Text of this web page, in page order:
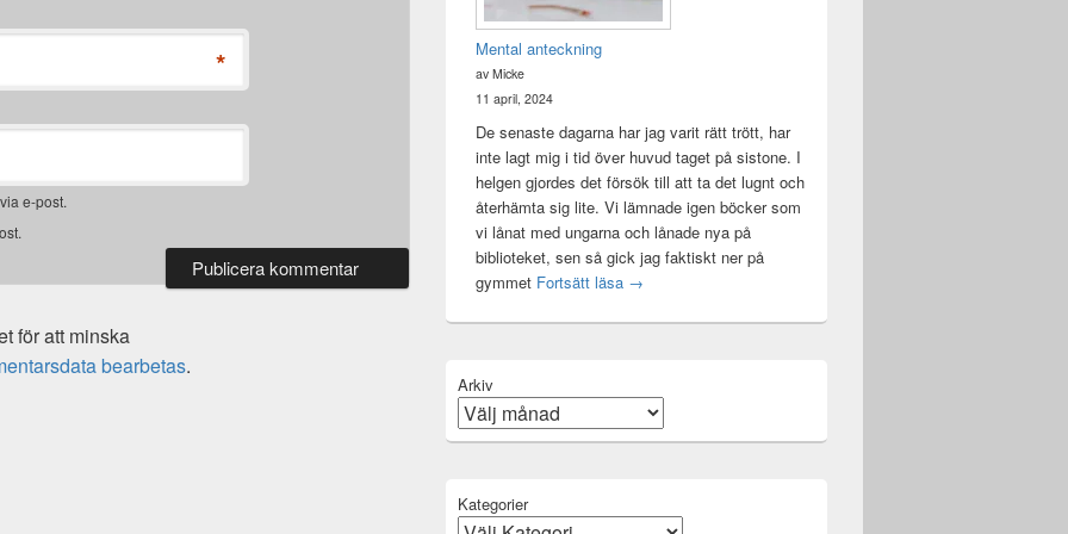
*
e-post.
för att minska
bearbetas.
Mental anteckning
av Micke
11 april, 2024
De senaste dagarna har jag varit rätt trött, har
inte lagt mig i tid över huvud taget på sistone. I
helgen gjordes det försök till att ta det lugnt och
återhämta sig lite. Vi lämnade igen böcker som
vi lånat med ungarna och lånade nya på
biblioteket, sen så gick jag faktiskt ner på
gymmet Fortsätt läsa Mental anteckning
→
Arkiv
Kategorier